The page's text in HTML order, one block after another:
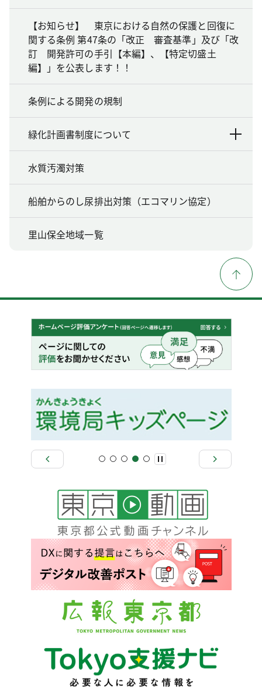
【お知らせ】 東京における自然の保護と回復に
関する条例 第47条の「改正 審査基準」及び「改
訂 開発許可の手引【本編】、【特定切盛土
編】」を公表します！！
条例による開発の規制
緑化計画書制度について
水質汚濁対策
船舶からのし尿排出対策（エコマリン協定）
里山保全地域一覧